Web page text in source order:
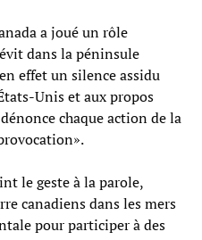
a joué un rôle
dans la péninsule
effet un silence assidu
Unis et aux propos
chaque action de la
le geste à la parole,
canadiens dans les mers
pour participer à des